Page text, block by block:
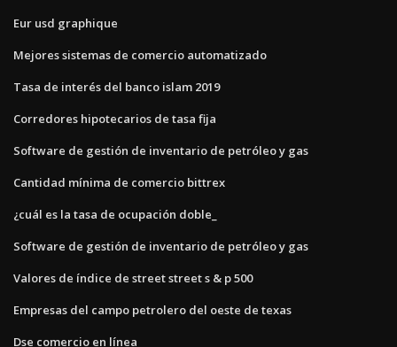
Eur usd graphique
Mejores sistemas de comercio automatizado
Tasa de interés del banco islam 2019
Corredores hipotecarios de tasa fija
Software de gestión de inventario de petróleo y gas
Cantidad mínima de comercio bittrex
¿cuál es la tasa de ocupación doble_
Software de gestión de inventario de petróleo y gas
Valores de índice de street street s & p 500
Empresas del campo petrolero del oeste de texas
Dse comercio en línea